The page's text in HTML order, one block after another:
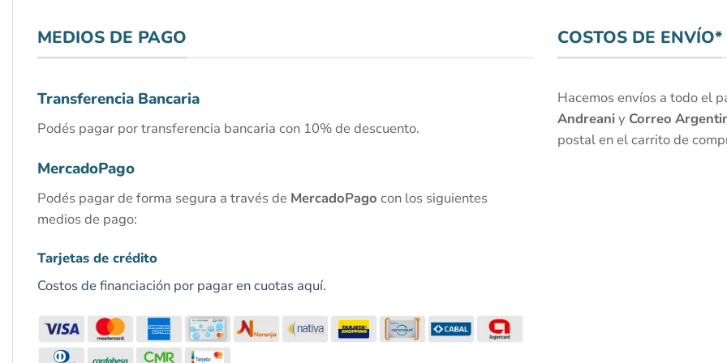
MEDIOS DE PAGO
Transferencia Bancaria
Podés pagar por transferencia bancaria con 10% de descuento.
MercadoPago
Podés pagar de forma segura a través de MercadoPago con los siguientes
medios de pago:
Tarjetas de crédito
Costos de financiación por pagar en cuotas aquí.
COSTOS DE ENVÍO*
Hacemos envíos a todo el
Andreaniy Correo
postal en el carrito de